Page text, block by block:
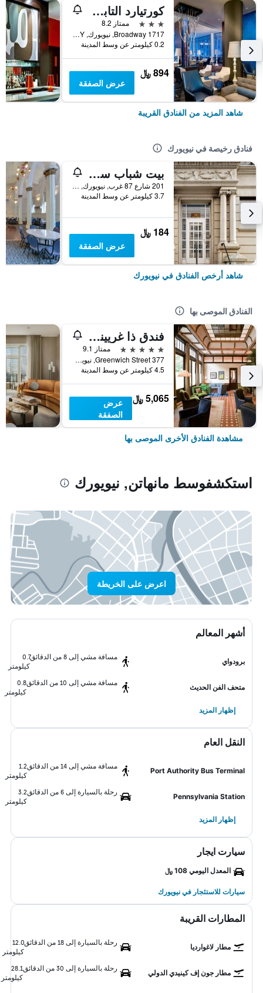
كورتيارد التابع لماريوت نيويورك مانهاتن / سنترال بارك
3 نجوم
ممتاز 8.2
1717 Broadway, نيويورك, NY, الولايات المتحدة الأميريكية
0.2 كيلومتر عن وسط المدينة
894 ﷼
عرض الصفقة
شاهد المزيد من الفنادق القريبة
فنادق رخيصة في نيويورك
بيت شباب سنترال بارك ويست
201 شارع 87 غرب, نيويورك, NY, الولايات المتحدة الأميريكية
3.7 كيلومتر عن وسط المدينة
184 ﷼
عرض الصفقة
شاهد أرخص الفنادق في نيويورك
الفنادق الموصى بها
فندق ذا غريينيتش
5 نجوم
ممتاز 9.1
377 Greenwich Street, نيويورك, NY, الولايات المتحدة الأميريكية
4.5 كيلومتر عن وسط المدينة
5,065 ﷼
عرض
الصفقة
مشاهدة الفنادق الأخرى الموصى بها
استكشفوسط مانهاتن, نيويورك
اعرض على الخريطة
أشهر المعالم
برودواي
مسافة مشي إلى 8 من الدقائق
0.7
كيلومتر
متحف الفن الحديث
مسافة مشي إلى 10 من الدقائق
0.8
كيلومتر
إظهار المزيد
النقل العام
Port Authority Bus Terminal
مسافة مشي إلى 14 من الدقائق
1.2
كيلومتر
Pennsylvania Station
رحلة بالسيارة إلى 6 من الدقائق
3.2
كيلومتر
إظهار المزيد
سيارت ايجار
المعدل اليومي 108 ﷼
سيارات للاستئجار في نيويورك
المطارات القريبة
مطار لاغوارديا
رحلة بالسيارة إلى 18 من الدقائق
12.0
كيلومتر
مطار جون إف كينيدي الدولي
رحلة بالسيارة إلى 30 من الدقائق
28.1
كيلومتر